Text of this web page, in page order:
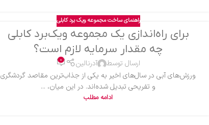
راهنمای ساخت مجموعه ویک برد کابلی
برای راه‌اندازی یک مجموعه ویک‌برد کابلی
چه مقدار سرمایه لازم است؟
ارسال توسط آدرنالین 0
ورزش‌های آبی در سال‌های اخیر به یکی از جذاب‌ترین مقاصد گردشگری
و تفریحی تبدیل شده‌اند. در این میان، ...
ادامه مطلب